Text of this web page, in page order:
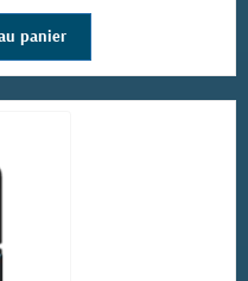
panier